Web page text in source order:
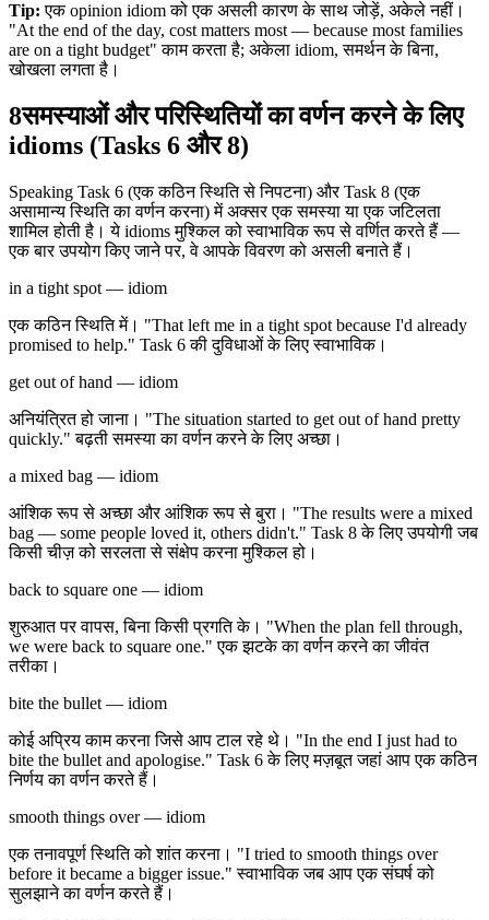
Tip: एक opinion idiom को एक असली कारण के साथ जोड़ें, अकेले नहीं।
"At the end of the day, cost matters most — because most families
are on a tight budget" काम करता है; अकेला idiom, समर्थन के बिना,
खोखला लगता है।
8समस्याओं और परिस्थितियों का वर्णन करने के लिए
idioms (Tasks 6 और 8)
Speaking Task 6 (एक कठिन स्थिति से निपटना) और Task 8 (एक
असामान्य स्थिति का वर्णन करना) में अक्सर एक समस्या या एक जटिलता
शामिल होती है। ये idioms मुश्किल को स्वाभाविक रूप से वर्णित करते हैं —
एक बार उपयोग किए जाने पर, वे आपके विवरण को असली बनाते हैं।
in a tight spot — idiom
एक कठिन स्थिति में। "That left me in a tight spot because I'd already
promised to help." Task 6 की दुविधाओं के लिए स्वाभाविक।
get out of hand — idiom
अनियंत्रित हो जाना। "The situation started to get out of hand pretty
quickly." बढ़ती समस्या का वर्णन करने के लिए अच्छा।
a mixed bag — idiom
आंशिक रूप से अच्छा और आंशिक रूप से बुरा। "The results were a mixed
bag — some people loved it, others didn't." Task 8 के लिए उपयोगी जब
किसी चीज़ को सरलता से संक्षेप करना मुश्किल हो।
back to square one — idiom
शुरुआत पर वापस, बिना किसी प्रगति के। "When the plan fell through,
we were back to square one." एक झटके का वर्णन करने का जीवंत
तरीका।
bite the bullet — idiom
कोई अप्रिय काम करना जिसे आप टाल रहे थे। "In the end I just had to
bite the bullet and apologise." Task 6 के लिए मज़बूत जहां आप एक कठिन
निर्णय का वर्णन करते हैं।
smooth things over — idiom
एक तनावपूर्ण स्थिति को शांत करना। "I tried to smooth things over
before it became a bigger issue." स्वाभाविक जब आप एक संघर्ष को
सुलझाने का वर्णन करते हैं।